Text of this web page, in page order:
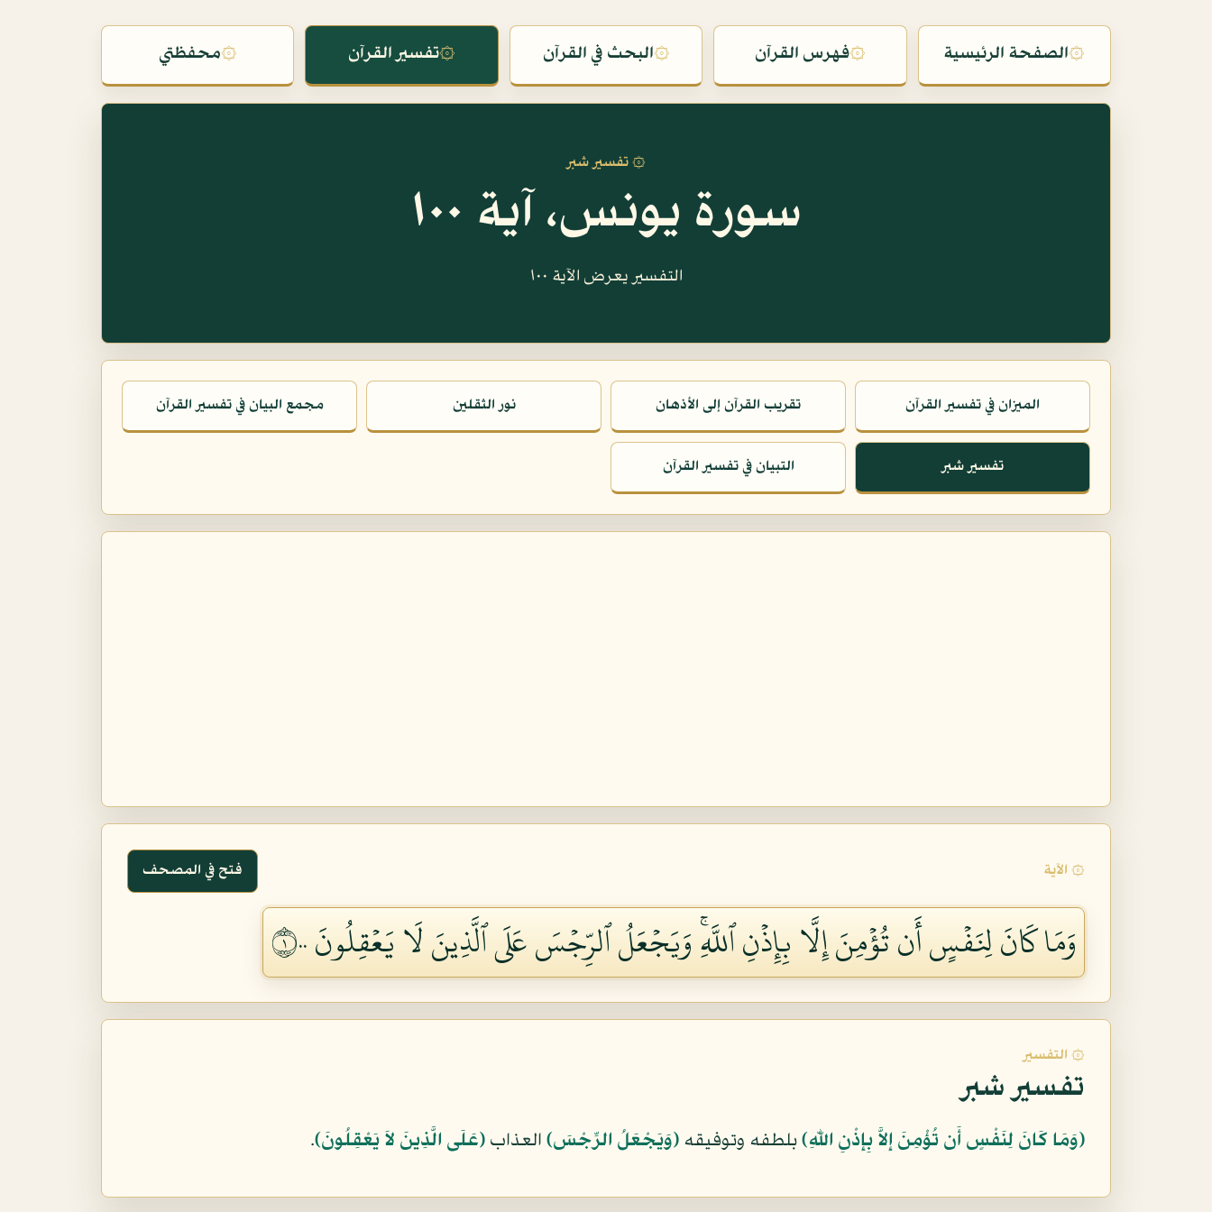
۞الصفحة الرئيسية ۞فهرس القرآن ۞البحث في القرآن ۞تفسير القرآن ۞محفظتي
۞ تفسير شبر
سورة يونس، آية ١٠٠
التفسير يعرض الآية ١٠٠
الميزان في تفسير القرآن تقريب القرآن إلى الأذهان نور الثقلين مجمع البيان في تفسير القرآن
تفسير شبر التبيان في تفسير القرآن
۞ الآية فتح في المصحف
وَمَا كَانَ لِنَفۡسٍ أَن تُؤۡمِنَ إِلَّا بِإِذۡنِ ٱللَّهِۚ وَيَجۡعَلُ ٱلرِّجۡسَ عَلَى ٱلَّذِينَ لَا يَعۡقِلُونَ ١٠٠
۞ التفسير
تفسير شبر
﴿وَمَا كَانَ لِنَفْسٍ أَن تُؤْمِنَ إِلاَّ بِإِذْنِ اللّهِ﴾بلطفه وتوفيقه ﴿وَيَجْعَلُ الرِّجْسَ﴾ العذاب ﴿عَلَى الَّذِينَ لاَ يَعْقِلُونَ﴾.